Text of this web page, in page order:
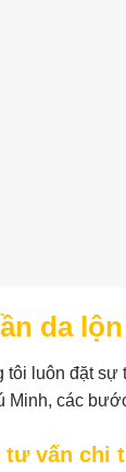
da
tôi luôn đặt
Minh, các
tư vấn chi